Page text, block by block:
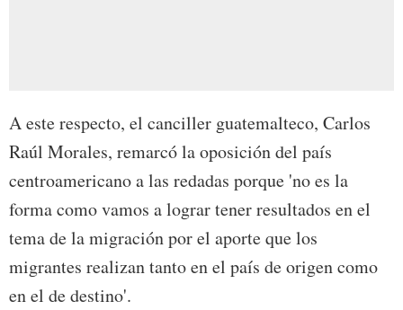
A este respecto, el canciller guatemalteco, Carlos
Raúl Morales, remarcó la oposición del país
centroamericano a las redadas porque 'no es la
forma como vamos a lograr tener resultados en el
tema de la migración por el aporte que los
migrantes realizan tanto en el país de origen como
en el de destino'.